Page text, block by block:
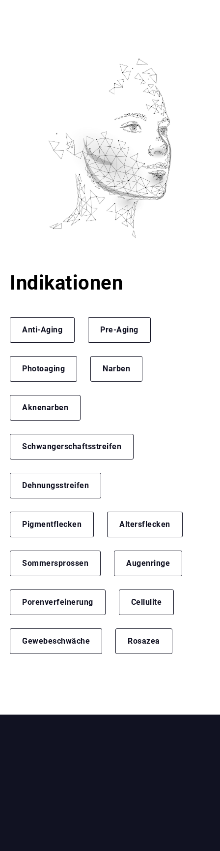
Indikationen
Anti-Aging Pre-Aging
Photoaging Narben
Aknenarben
Schwangerschaftsstreifen
Dehnungsstreifen
Pigmentflecken Altersflecken
Sommersprossen Augenringe
Porenverfeinerung Cellulite
Gewebeschwäche Rosazea